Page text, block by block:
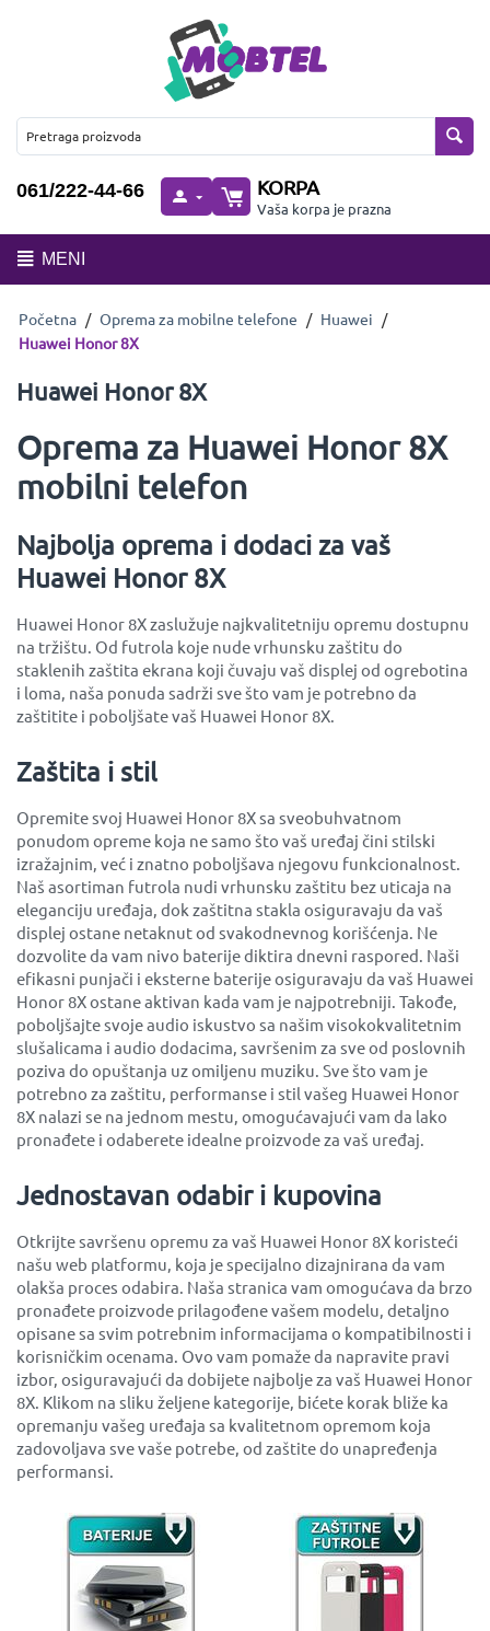
061/222-44-66 KORPA
Vaša korpa je prazna
MENI
Početna / Oprema za mobilne telefone / Huawei /
Huawei Honor 8X
Huawei Honor 8X
Oprema za Huawei Honor 8X
mobilni telefon
Najbolja oprema i dodaci za vaš
Huawei Honor 8X
Huawei Honor 8X zaslužuje najkvalitetniju opremu dostupnu
na tržištu. Od futrola koje nude vrhunsku zaštitu do
staklenih zaštita ekrana koji čuvaju vaš displej od ogrebotina
i loma, naša ponuda sadrži sve što vam je potrebno da
zaštitite i poboljšate vaš Huawei Honor 8X.
Zaštita i stil
Opremite svoj Huawei Honor 8X sa sveobuhvatnom
ponudom opreme koja ne samo što vaš uređaj čini stilski
izražajnim, već i znatno poboljšava njegovu funkcionalnost.
Naš asortiman futrola nudi vrhunsku zaštitu bez uticaja na
eleganciju uređaja, dok zaštitna stakla osiguravaju da vaš
displej ostane netaknut od svakodnevnog korišćenja. Ne
dozvolite da vam nivo baterije diktira dnevni raspored. Naši
efikasni punjači i eksterne baterije osiguravaju da vaš Huawei
Honor 8X ostane aktivan kada vam je najpotrebniji. Takođe,
poboljšajte svoje audio iskustvo sa našim visokokvalitetnim
slušalicama i audio dodacima, savršenim za sve od poslovnih
poziva do opuštanja uz omiljenu muziku. Sve što vam je
potrebno za zaštitu, performanse i stil vašeg Huawei Honor
8X nalazi se na jednom mestu, omogućavajući vam da lako
pronađete i odaberete idealne proizvode za vaš uređaj.
Jednostavan odabir i kupovina
Otkrijte savršenu opremu za vaš Huawei Honor 8X koristeći
našu web platformu, koja je specijalno dizajnirana da vam
olakša proces odabira. Naša stranica vam omogućava da brzo
pronađete proizvode prilagođene vašem modelu, detaljno
opisane sa svim potrebnim informacijama o kompatibilnosti i
korisničkim ocenama. Ovo vam pomaže da napravite pravi
izbor, osiguravajući da dobijete najbolje za vaš Huawei Honor
8X. Klikom na sliku željene kategorije, bićete korak bliže ka
opremanju vašeg uređaja sa kvalitetnom opremom koja
zadovoljava sve vaše potrebe, od zaštite do unapređenja
performansi.